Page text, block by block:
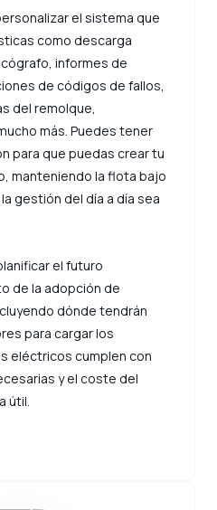
el sistema que
como descarga
informes de
de códigos de fallos,
del remolque,
más. Puedes tener
para que puedas crear tu
manteniendo la flota bajo
gestión del día a día sea
el futuro
de la adopción de
dónde tendrán
para cargar los
eléctricos cumplen con
y el coste del
útil.